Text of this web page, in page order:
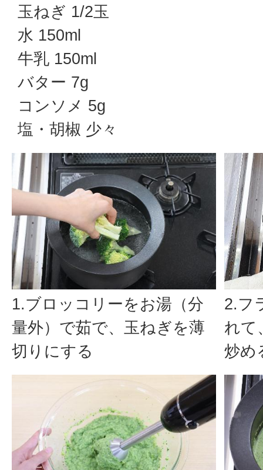
玉ねぎ 1/2玉
水 150ml
牛乳 150ml
バター 7g
コンソメ 5g
塩・胡椒 少々
1.ブロッコリーをお湯（分
量外）で茹で、玉ねぎを薄
切りにする
2.フ
れて
炒め